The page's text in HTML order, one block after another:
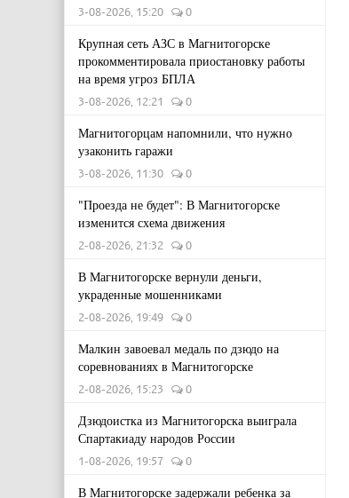
3-08-2026, 15:20 0
Крупная сеть АЗС в Магнитогорске
прокомментировала приостановку работы
на время угроз БПЛА
3-08-2026, 12:21 0
Магнитогорцам напомнили, что нужно
узаконить гаражи
3-08-2026, 11:30 0
"Проезда не будет": В Магнитогорске
изменится схема движения
2-08-2026, 21:32 0
В Магнитогорске вернули деньги,
украденные мошенниками
2-08-2026, 19:49 0
Малкин завоевал медаль по дзюдо на
соревнованиях в Магнитогорске
2-08-2026, 15:23 0
Дзюдоистка из Магнитогорска выиграла
Спартакиаду народов России
1-08-2026, 19:57 0
В Магнитогорске задержали ребенка за